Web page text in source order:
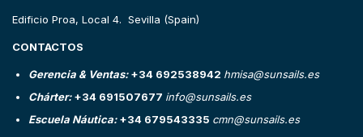
Edificio Proa, Local 4. Sevilla (Spain)
CONTACTOS
Gerencia & Ventas:+34 692538942 hmisa@sunsails.es
Chárter:+34 691507677 info@sunsails.es
Escuela Náutica:+34 679543335 cmn@sunsails.es